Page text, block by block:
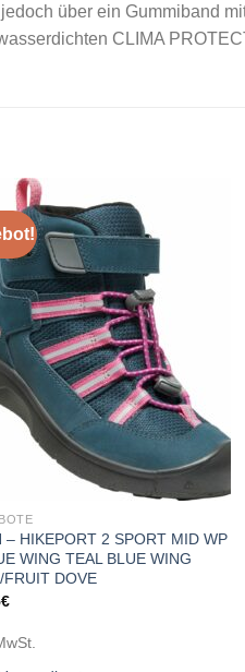
über ein Gummiband
CLIMA
– HIKEPORT 2 SPORT MID WP
WING TEAL BLUE WING
FRUIT DOVE
€